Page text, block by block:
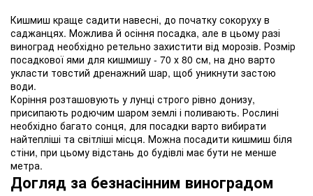
Кишмиш краще садити навесні, до початку сокоруху в
саджанцях. Можлива й осіння посадка, але в цьому разі
виноград необхідно ретельно захистити від морозів. Розмір
посадкової ями для кишмишу - 70 х 80 см, на дно варто
укласти товстий дренажний шар, щоб уникнути застою
води.
Коріння розташовують у лунці строго рівно донизу,
присипають родючим шаром землі і поливають. Рослині
необхідно багато сонця, для посадки варто вибирати
найтепліші та світліші місця. Можна посадити кишмиш біля
стіни, при цьому відстань до будівлі має бути не менше
метра.
Догляд за безнасінним виноградом